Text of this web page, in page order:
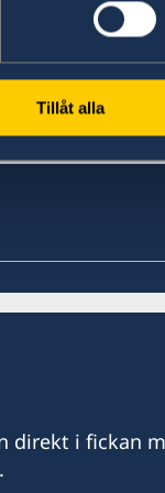
Tillåt alla
i fickan